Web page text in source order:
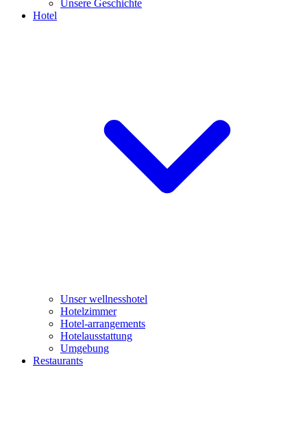
Unsere Geschichte
Hotel
Unser wellnesshotel
Hotelzimmer
Hotel-arrangements
Hotelausstattung
Umgebung
Restaurants